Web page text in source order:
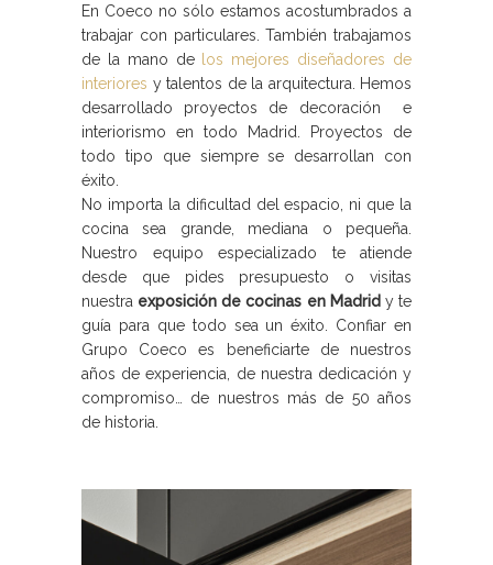
En Coeco no sólo estamos acostumbrados a
trabajar con particulares. También trabajamos
de la mano de
los mejores diseñadores de
interiores y talentos de la arquitectura. Hemos
desarrollado proyectos de decoración e
interiorismo en todo Madrid. Proyectos de
todo tipo que siempre se desarrollan con
éxito.
No importa la dificultad del espacio, ni que la
cocina sea grande, mediana o pequeña.
Nuestro equipo especializado te atiende
desde que pides presupuesto o visitas
nuestra exposición de cocinas en Madrid y te
guía para que todo sea un éxito. Confiar en
Grupo Coeco es beneficiarte de nuestros
años de experiencia, de nuestra dedicación y
compromiso… de nuestros más de 50 años
de historia.